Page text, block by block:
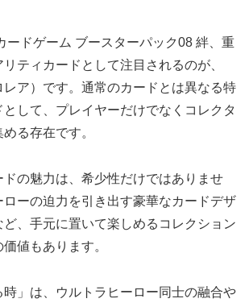
ードゲーム ブースターパック08 絆、重
ティカードとして注目されるのが、
ア）です。通常のカードとは異なる特
として、プレイヤーだけでなくコレクタ
る存在です。
の魅力は、希少性だけではありませ
ローの迫力を引き出す豪華なカードデザ
、手元に置いて楽しめるコレクション
値もあります。
」は、ウルトラヒーロー同士の融合や